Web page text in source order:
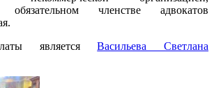
членстве адвокатов
являетсяВаcильева Светлана